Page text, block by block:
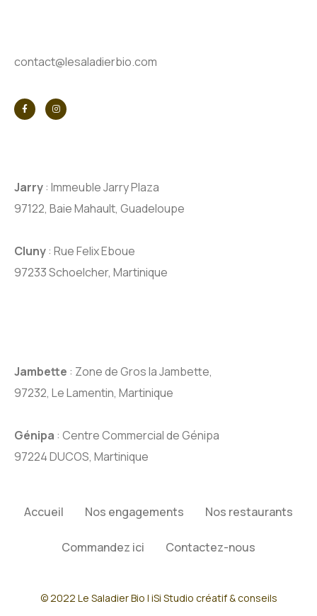
contact@lesaladierbio.com
Jarry: Immeuble Jarry Plaza
97122, Baie Mahault, Guadeloupe
Cluny: Rue Felix Eboue
97233 Schoelcher, Martinique
Jambette : Zone de Gros la Jambette,
97232, Le Lamentin, Martinique
Génipa : Centre Commercial de Génipa
97224 DUCOS, Martinique
Accueil Nos engagements Nos restaurants
Commandez ici Contactez-nous
© 2022 Le Saladier Bio | iSi Studio créatif & conseils